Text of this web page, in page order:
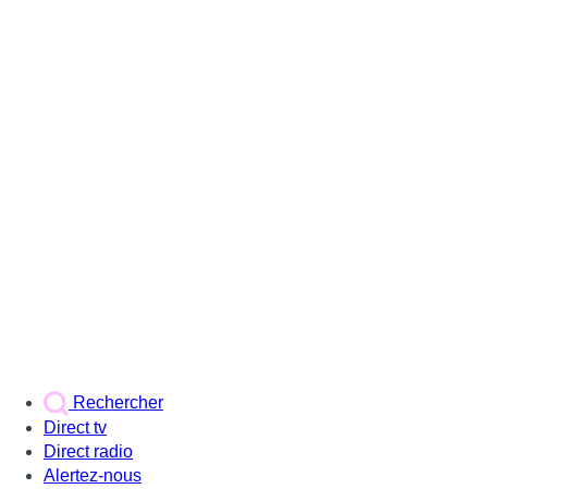
Rechercher
Direct tv
Direct radio
Alertez-nous